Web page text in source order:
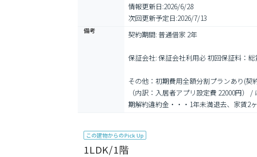
情報更新日:2026/6/28
次回更新予定日:2026/7/13
備考 契約期間: 普通借家 2年
保証会社: 保証会社利用必 初回保証料：
その他：初期費用全額分割プランあり(
（内訳：入居者アプリ設定費 22000円
期解約違約金・・・1年未満退去、家賃2
この建物からのPick Up
1LDK/1階